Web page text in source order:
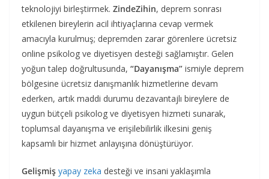
teknolojiyi birleştirmek. ZindeZihin, deprem sonrası
etkilenen bireylerin acil ihtiyaçlarına cevap vermek
amacıyla kurulmuş; depremden zarar görenlere ücretsiz
online psikolog ve diyetisyen desteği sağlamıştır. Gelen
yoğun talep doğrultusunda, “Dayanışma” ismiyle deprem
bölgesine ücretsiz danışmanlık hizmetlerine devam
ederken, artık maddi durumu dezavantajlı bireylere de
uygun bütçeli psikolog ve diyetisyen hizmeti sunarak,
toplumsal dayanışma ve erişilebilirlik ilkesini geniş
kapsamlı bir hizmet anlayışına dönüştürüyor.
Gelişmiş yapay zeka desteği ve insani yaklaşımla